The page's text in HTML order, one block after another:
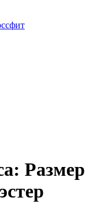
Размер